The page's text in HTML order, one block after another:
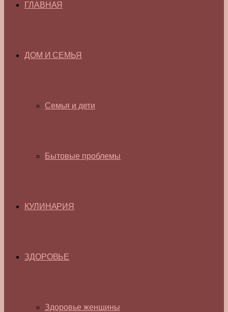
ГЛАВНАЯ
ДОМ И СЕМЬЯ
Семья и дети
Бытовые проблемы
КУЛИНАРИЯ
ЗДОРОВЬЕ
Здоровье женщины